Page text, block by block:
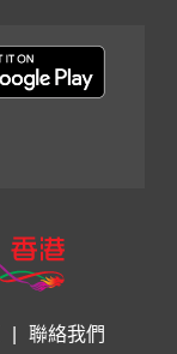
聯絡我們